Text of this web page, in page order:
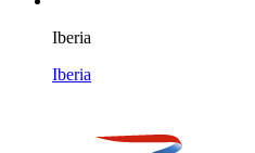
Iberia
Iberia